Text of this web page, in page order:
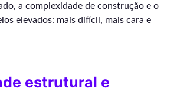
a complexidade de construção e o
elevados: mais difícil, mais cara e
estrutural e